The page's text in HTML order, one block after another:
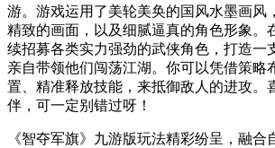
游。游戏运用了美轮美奂的国风水墨画风
精致的画面，以及细腻逼真的角色形象。
续招募各类实力强劲的武侠角色，打造一
亲自带领他们闯荡江湖。你可以凭借策略
置、精准释放技能，来抵御敌人的进攻。
伴，可一定别错过呀！
《智夺军旗》九游版玩法精彩纷呈，融合